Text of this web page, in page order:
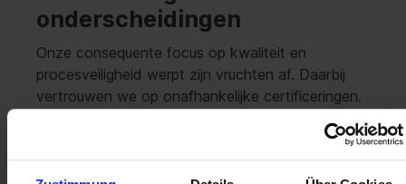
onderscheidingen
Onze consequente focus op kwaliteit en
procesveiligheid werpt zijn vruchten af. Daarbij
vertrouwen we op onafhankelijke certificeringen.
Meer dan tien jaar geleden hebben we als eerste
handelaar in ons segment onze processen door
TÜV laten controleren en sindsdien hebben we